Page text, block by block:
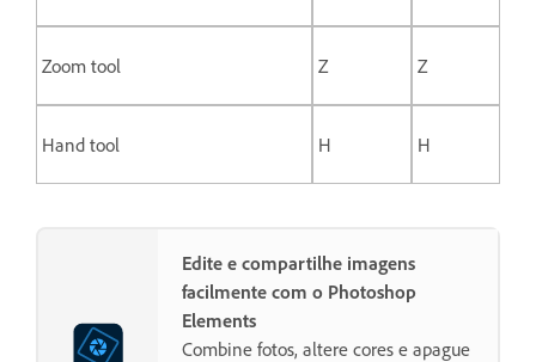
Zoom tool Z Z
Hand tool H H
Edite e compartilhe imagens
facilmente com o Photoshop
Elements
Combine fotos, altere cores e apague